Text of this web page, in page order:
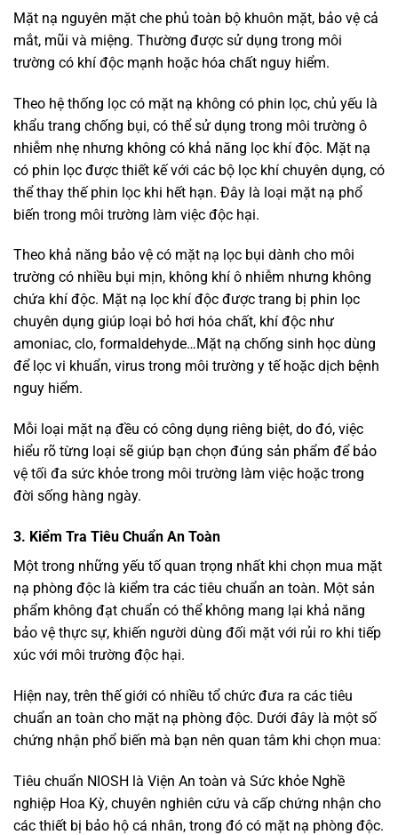
Mặt nạ nguyên mặt che phủ toàn bộ khuôn mặt, bảo vệ cả
mắt, mũi và miệng. Thường được sử dụng trong môi
trường có khí độc mạnh hoặc hóa chất nguy hiểm.
Theo hệ thống lọc có mặt nạ không có phin lọc, chủ yếu là
khẩu trang chống bụi, có thể sử dụng trong môi trường ô
nhiễm nhẹ nhưng không có khả năng lọc khí độc. Mặt nạ
có phin lọc được thiết kế với các bộ lọc khí chuyên dụng, có
thể thay thế phin lọc khi hết hạn. Đây là loại mặt nạ phổ
biến trong môi trường làm việc độc hại.
Theo khả năng bảo vệ có mặt nạ lọc bụi dành cho môi
trường có nhiều bụi mịn, không khí ô nhiễm nhưng không
chứa khí độc. Mặt nạ lọc khí độc được trang bị phin lọc
chuyên dụng giúp loại bỏ hơi hóa chất, khí độc như
amoniac, clo, formaldehyde…Mặt nạ chống sinh học dùng
để lọc vi khuẩn, virus trong môi trường y tế hoặc dịch bệnh
nguy hiểm.
Mỗi loại mặt nạ đều có công dụng riêng biệt, do đó, việc
hiểu rõ từng loại sẽ giúp bạn chọn đúng sản phẩm để bảo
vệ tối đa sức khỏe trong môi trường làm việc hoặc trong
đời sống hàng ngày.
3. Kiểm Tra Tiêu Chuẩn An Toàn
Một trong những yếu tố quan trọng nhất khi chọn mua mặt
nạ phòng độc là kiểm tra các tiêu chuẩn an toàn. Một sản
phẩm không đạt chuẩn có thể không mang lại khả năng
bảo vệ thực sự, khiến người dùng đối mặt với rủi ro khi tiếp
xúc với môi trường độc hại.
Hiện nay, trên thế giới có nhiều tổ chức đưa ra các tiêu
chuẩn an toàn cho mặt nạ phòng độc. Dưới đây là một số
chứng nhận phổ biến mà bạn nên quan tâm khi chọn mua:
Tiêu chuẩn NIOSH là Viện An toàn và Sức khỏe Nghề
nghiệp Hoa Kỳ, chuyên nghiên cứu và cấp chứng nhận cho
các thiết bị bảo hộ cá nhân, trong đó có mặt nạ phòng độc.